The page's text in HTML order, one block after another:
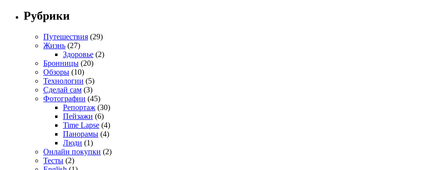
Рубрики
Путешествия (29)
Жизнь (27)
Здоровье (2)
Бронницы (20)
Обзоры (10)
Технологии (5)
Сделай сам (3)
Фотографии (45)
Репортаж (30)
Пейзажи (6)
Time Lapse (4)
Панорамы (4)
Люди (1)
Онлайн покупки (2)
Тесты (2)